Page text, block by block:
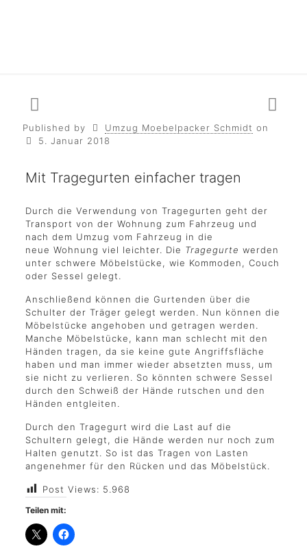
Published by Umzug Moebelpacker Schmidt on
5. Januar 2018
Mit Tragegurten einfacher tragen
Durch die Verwendung von Tragegurten geht der
Transport von der Wohnung zum Fahrzeug und
nach dem Umzug vom Fahrzeug in die
neue Wohnung viel leichter. Die Tragegurte werden
unter schwere Möbelstücke, wie Kommoden, Couch
oder Sessel gelegt.
Anschließend können die Gurtenden über die
Schulter der Träger gelegt werden. Nun können die
Möbelstücke angehoben und getragen werden.
Manche Möbelstücke, kann man schlecht mit den
Händen tragen, da sie keine gute Angriffsfläche
haben und man immer wieder absetzten muss, um
sie nicht zu verlieren. So könnten schwere Sessel
durch den Schweiß der Hände rutschen und den
Händen entgleiten.
Durch den Tragegurt wird die Last auf die
Schultern gelegt, die Hände werden nur noch zum
Halten genutzt. So ist das Tragen von Lasten
angenehmer für den Rücken und das Möbelstück.
Post Views: 5.968
Teilen mit: